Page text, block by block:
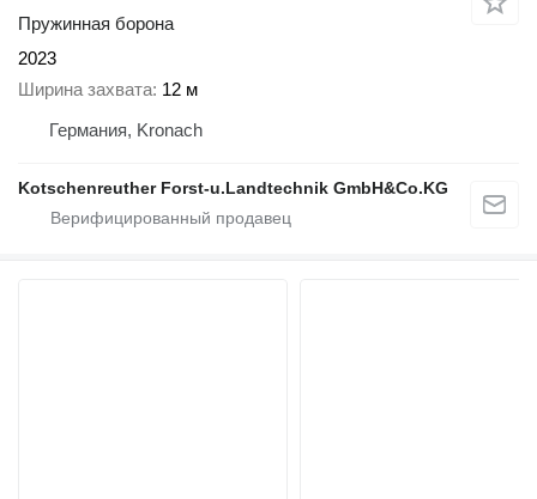
Пружинная борона
2023
Ширина захвата 12 м
Германия, Kronach
Kotschenreuther Forst-u.Landtechnik GmbH&Co.KG